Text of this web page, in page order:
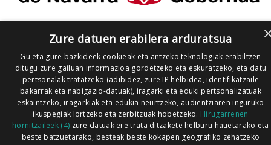
Zure datuen erabilera arduratsua
Gu eta gure bazkideek cookieak eta antzeko teknologiak erabiltzen
ditugu zure gailuan informazioa gordetzeko eta eskuratzeko, eta datu
pertsonalak tratatzeko (adibidez, zure IP helbidea, identifikatzaile
bakarrak eta nabigazio-datuak), iragarki eta eduki pertsonalizatuak
eskaintzeko, iragarkiak eta edukia neurtzeko, audientziaren inguruko
ikuspegiak lortzeko eta zerbitzuak hobetzeko. Hirugarrenen
hornitzaileek (4) zure datuak ere trata ditzakete helburu hauetarako eta
beste batzuetarako, besteak beste kokapen geografiko zehatzeko